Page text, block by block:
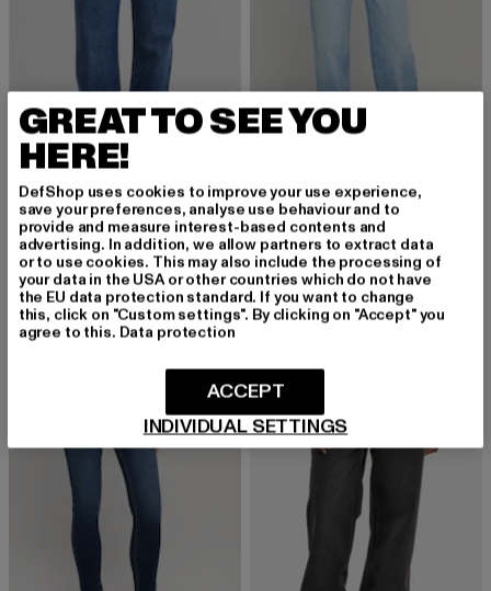
2Y STUDIOS
Teya Low Waist Basic Jeans
36,99 EUR
Derzeitiger Preis: 36,99 EUR
49,99 EURAktionspreis: 49,99 EUR
URBAN CLASSICS
Ladies
30,79 EUR
Derzeitiger Preis: 30,79 EUR
39,99 EURAktionspreis:
GREAT TO SEE YOU
HERE!
DefShop uses cookies to improve your use experience,
save your preferences, analyse use behaviour and to
provide and measure interest-based contents and
advertising. In addition, we allow partners to extract data
or to use cookies. This may also include the processing of
your data in the USA or other countries which do not have
the EU data protection standard. If you want to change
this, click on "Custom settings". By clicking on "Accept" you
agree to this. Data protection
INDIVIDUAL SETTINGS
ACCEPT